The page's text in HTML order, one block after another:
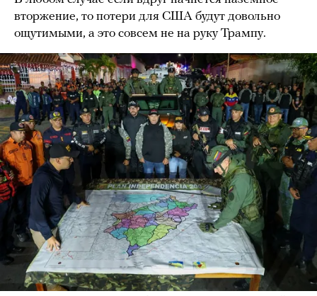
вторжение, то потери для США будут довольно
ощутимыми, а это совсем не на руку Трампу.